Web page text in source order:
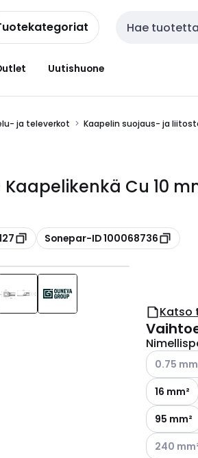
Haku
Uutishuone
ja televerkot Kaapelin suojaus- ja
Kaapelikenkä Cu 10
Kopioi
Sonepar-ID 100068736
Katso
Katso
0.75
16 mm²
95 mm²
Katso
240